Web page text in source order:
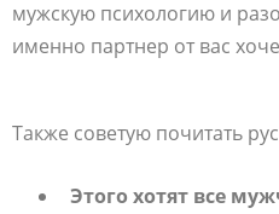
мужскую психологию и
именно партнер от вас
Также советую почитать
Этого хотят все